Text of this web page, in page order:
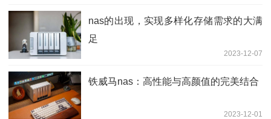
nas的出现，实现多样化存储需求的大满
足
2023-12-07
铁威马nas：高性能与高颜值的完美结合
2023-12-01